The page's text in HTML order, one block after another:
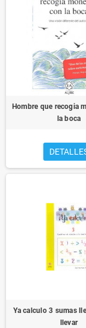
Hombre que recogia
la boca
Ya calculo 3 sumas
llevar